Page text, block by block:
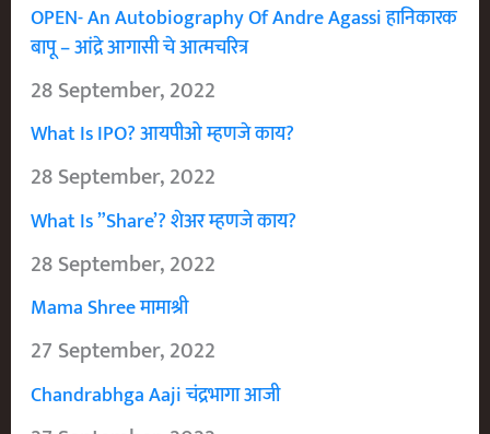
OPEN- An Autobiography Of Andre Agassi हानिकारक
बापू – आंद्रे आगासी चे आत्मचरित्र
28 September, 2022
What Is IPO? आयपीओ म्हणजे काय?
28 September, 2022
What Is ”Share’? शेअर म्हणजे काय?
28 September, 2022
Mama Shree मामाश्री
27 September, 2022
Chandrabhga Aaji चंद्रभागा आजी